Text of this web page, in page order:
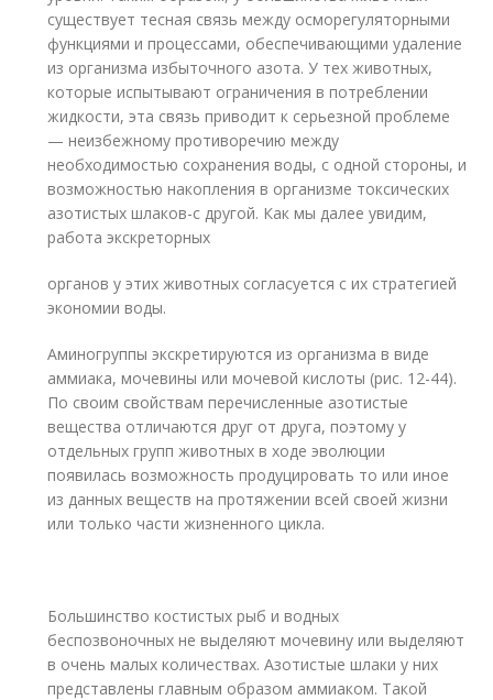
существует тесная связь между осморегуляторными
функциями и процессами, обеспечивающими удаление
из организма избыточного азота. У тех животных,
которые испытывают ограничения в потреблении
жидкости, эта связь приводит к серьезной проблеме
— неизбежному противоречию между
необходимостью сохранения воды, с одной стороны, и
возможностью накопления в организме токсических
азотистых шлаков-с другой. Как мы далее увидим,
работа экскреторных
органов у этих животных согласуется с их стратегией
экономии воды.
Аминогруппы экскретируются из организма в виде
аммиака, мочевины или мочевой кислоты (рис. 12-44).
По своим свойствам перечисленные азотистые
вещества отличаются друг от друга, поэтому у
отдельных групп животных в ходе эволюции
появилась возможность продуцировать то или иное
из данных веществ на протяжении всей своей жизни
или только части жизненного цикла.
Большинство костистых рыб и водных
беспозвоночных не выделяют мочевину или выделяют
в очень малых количествах. Азотистые шлаки у них
представлены главным образом аммиаком. Такой